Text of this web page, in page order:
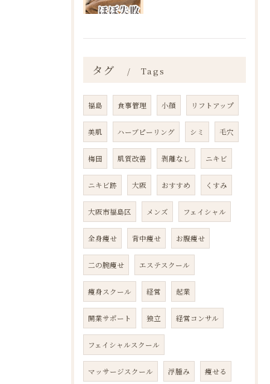
タグ Tags
福島 食事管理 小顔 リフトアップ
美肌 ハーブピーリング シミ 毛穴
梅田 肌質改善 剥離なし ニキビ
ニキビ跡 大阪 おすすめ くすみ
大阪市福島区 メンズ フェイシャル
全身痩せ 背中痩せ お腹痩せ
二の腕痩せ エステスクール
痩身スクール 経営 起業
開業サポート 独立 経営コンサル
フェイシャルスクール
マッサージスクール 浮腫み 痩せる